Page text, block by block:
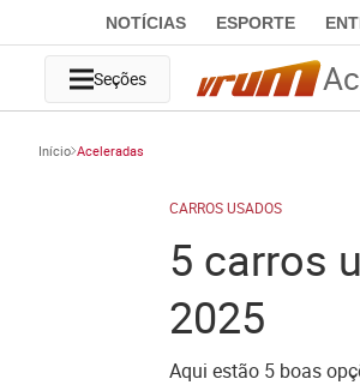
NOTÍCIAS ESPORTE
Seções
Início Aceleradas
CARROS USADOS
5 carros
2025
Aqui estão 5 boas